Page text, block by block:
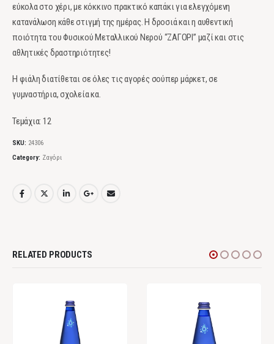
εύκολα στο χέρι, με κόκκινο πρακτικό καπάκι για ελεγχόμενη
κατανάλωση κάθε στιγμή της ημέρας. Η δροσιά και η αυθεντική
ποιότητα του Φυσικού Μεταλλικού Νερού “ΖΑΓΟΡΙ” μαζί και στις
αθλητικές δραστηριότητες!
Η φιάλη διατίθεται σε όλες τις αγορές σούπερ μάρκετ, σε
γυμναστήρια, σχολεία κα.
Τεμάχια: 12
SKU: 24306
Category: Ζαγόρι
RELATED PRODUCTS